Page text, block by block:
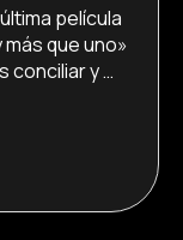
película
que uno»
conciliar y
https://e-
la película,
entre los